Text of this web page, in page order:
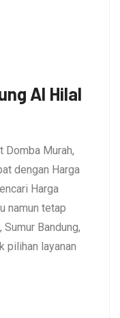
Al Hilal
Domba Murah,
dengan Harga
Harga
namun tetap
Bandung,
pilihan layanan